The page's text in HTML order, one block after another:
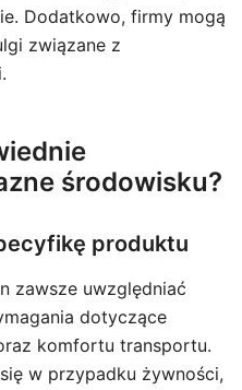
Dodatkowo, firmy mogą
związane z
środowisku?
produktu
zawsze uwzględniać
dotyczące
komfortu transportu.
w przypadku żywności,